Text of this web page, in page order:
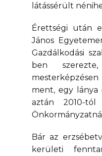
látássérült
Érettségi után
János
Gazdálkodási
ben
ment, egy
aztán 2010-tól
Bár az
kerületi